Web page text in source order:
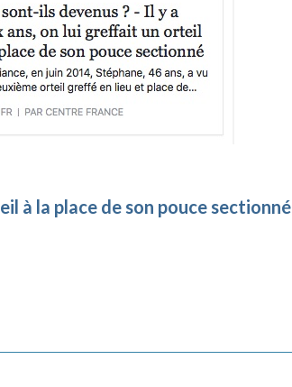
à la place de son pouce sectionné